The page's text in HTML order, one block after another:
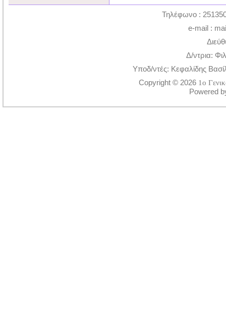
Τηλέφωνο :
e-mail :
Δ/ντρια:
Υποδ/ντές: Κεφαλίδης
Copyright © 2026 1ο
Powered